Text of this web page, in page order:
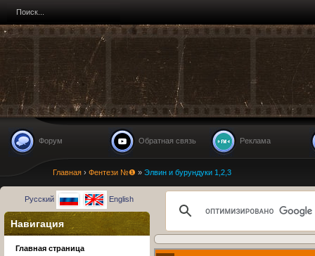
Форум Обратная связь Реклама
Главная › Фентези №❶ » Элвин и бурундуки 1,2,3
Русский English
Навигация
Главная страница